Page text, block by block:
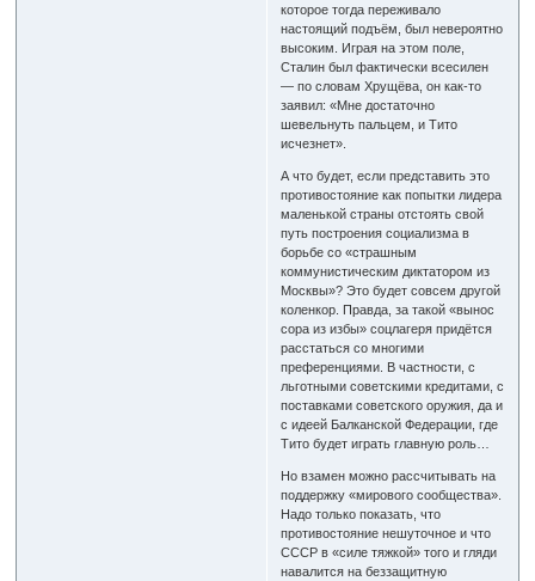
которое тогда переживало
настоящий подъём, был невероятно
высоким. Играя на этом поле,
Сталин был фактически всесилен
— по словам Хрущёва, он как-то
заявил: «Мне достаточно
шевельнуть пальцем, и Тито
исчезнет».
А что будет, если представить это
противостояние как попытки лидера
маленькой страны отстоять свой
путь построения социализма в
борьбе со «страшным
коммунистическим диктатором из
Москвы»? Это будет совсем другой
коленкор. Правда, за такой «вынос
сора из избы» соцлагеря придётся
расстаться со многими
преференциями. В частности, с
льготными советскими кредитами, с
поставками советского оружия, да и
с идеей Балканской Федерации, где
Тито будет играть главную роль…
Но взамен можно рассчитывать на
поддержку «мирового сообщества».
Надо только показать, что
противостояние нешуточное и что
СССР в «силе тяжкой» того и гляди
навалится на беззащитную